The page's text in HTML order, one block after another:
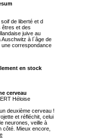
de liberté et d
êtres et des
juive au
à l´âge de
une correspondance
en stock
cerveau
Héloise
deuxième cerveau !
et réfléchit, celui
neurones, veille à
côté. Mieux encore,